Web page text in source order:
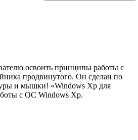
освоить принципы работы с
продвинутого. Он сделан по
и мышки! «Windows Xp для
с ОС Windows Xp.